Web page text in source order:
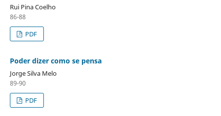
Rui Pina Coelho
86-88
PDF
Poder dizer como se pensa
Jorge Silva Melo
89-90
PDF